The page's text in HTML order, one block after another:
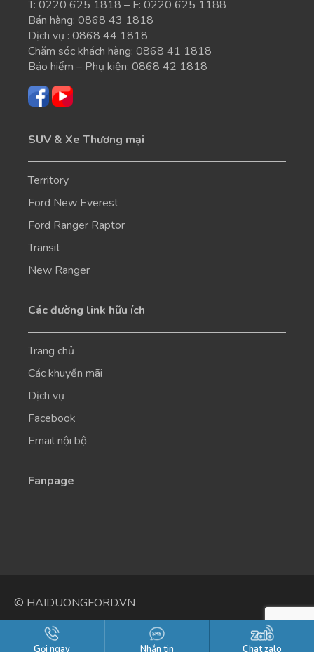
T: 0220 625 1818 – F: 0220 625 1188
Bán hàng: 0868 43 1818
Dịch vụ : 0868 44 1818
Chăm sóc khách hàng: 0868 41 1818
Bảo hiểm – Phụ kiện: 0868 42 1818
SUV & Xe Thương mại
Territory
Ford New Everest
Ford Ranger Raptor
Transit
New Ranger
Các đường link hữu ích
Trang chủ
Các khuyến mãi
Dịch vụ
Facebook
Email nội bộ
Fanpage
© HAIDUONGFORD.VN
Gọi ngay Nhắn tin Chat zalo